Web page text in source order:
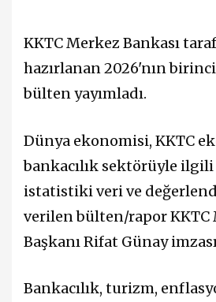
KKTC Merkez Bankası
hazırlanan 2026'nın
bülten yayımladı.
Dünya ekonomisi, KKTC
bankacılık sektörüyle
istatistiki veri ve
verilen bülten/rapor KKTC
Başkanı Rifat Günay
Bankacılık, turizm,